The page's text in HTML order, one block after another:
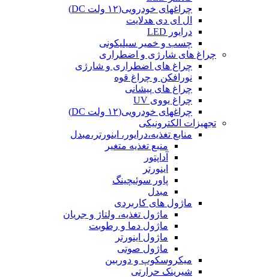
چراغهای خودرویی(۱۲ ولت DC)
ال ای دی هدلایت
درایور LED
چسب و خمیر سیلیکونی
چراغ های شارژی و اضطراری
چراغ های اضطراری و شارژی
نورافکن و چراغ قوه
چراغ های پیشانی
چراغ یووی UV
چراغهای خودرویی(۱۲ ولت DC)
تجهیزات الکترونیکی
منابع تغذیه،درایور، اینورتر،مبدل
منبع تغذیه متغیر
آداپتور
اینورتر
پاور سوئیچینگ
مبدل
ماژول های کاربردی
ماژول تغذیه، ولتاژ و جریان
ماژول دما و رطوبت
ماژول اینورتر
ماژول صوتی
میکروسکوپ و دوربین
شیرینک حرارتی